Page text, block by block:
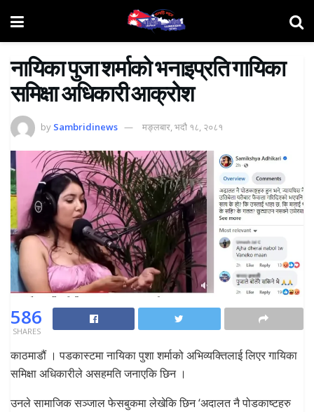
नायिका पुजा शर्माको भनाइप्रति गायिका
समिक्षा अधिकारी आक्रोश
by Sambridinews मङ्लबार, भदौ १८, २०८१
586
SHARES
काठमाडौं । पडकास्टमा नायिका पुशा शर्माको अभिव्यक्तिलाई लिएर गायिका
समिक्षा अधिकारीले असहमति जनाएकि छिन ।
उनले सामाजिक सञ्जाल फेसबुकमा लेखेकि छिन ‘अदालत नै पोडकाष्टहरु